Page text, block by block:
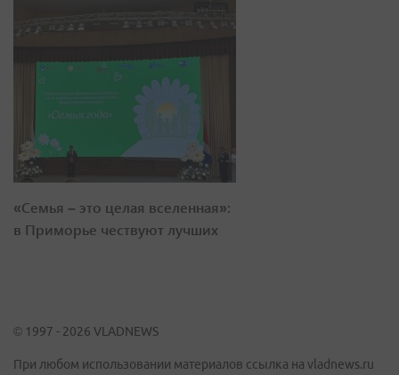
«Семья – это целая вселенная»:
в Приморье чествуют лучших
© 1997 - 2026 VLADNEWS
При любом использовании материалов ссылка на vladnews.ru